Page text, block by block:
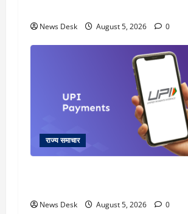
News Desk August 5, 2026 0
राज्य समाचार
News Desk August 5, 2026 0